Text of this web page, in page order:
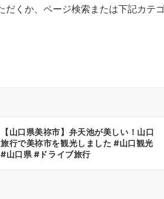
【山口県美祢市】弁天池が美しい！山口
旅行で美祢市を観光しました #山口観光
#山口県 #ドライブ旅行